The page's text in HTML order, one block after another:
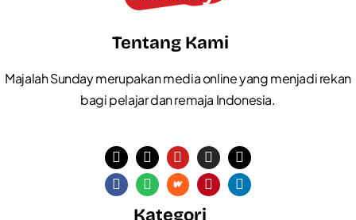
Tentang Kami
Majalah Sunday merupakan media online yang menjadi rekan
bagi pelajar dan remaja Indonesia.
Kategori